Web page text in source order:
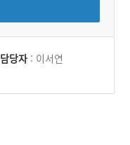
담당자 : 이서연